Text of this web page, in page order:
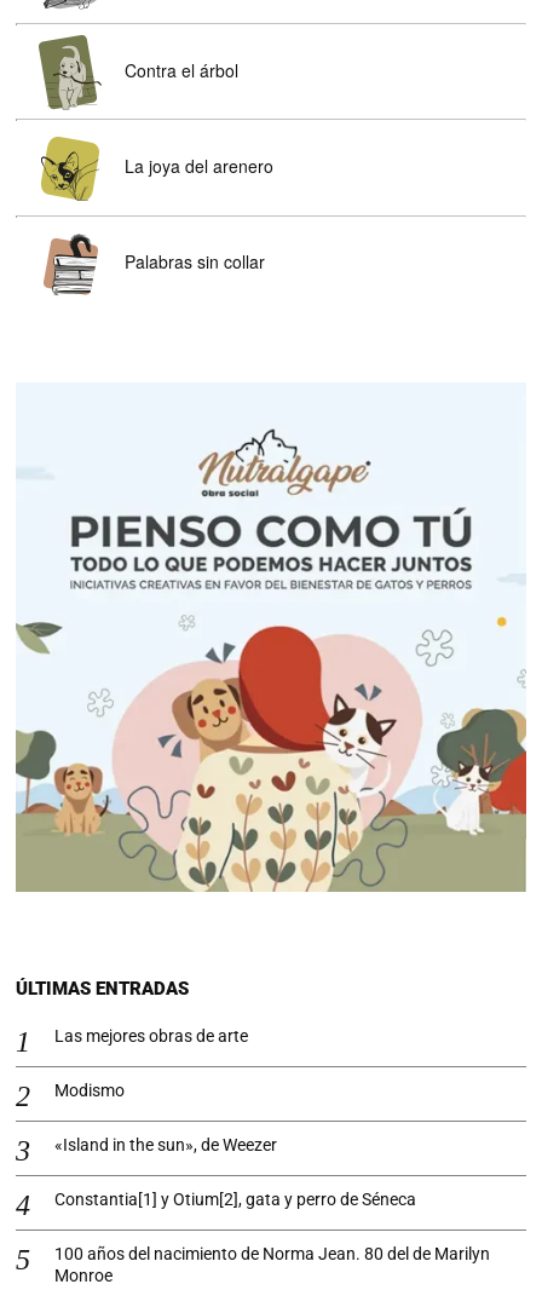
Contra el árbol
La joya del arenero
Palabras sin collar
ÚLTIMAS ENTRADAS
Las mejores obras de arte
Modismo
«Island in the sun», de Weezer
Constantia[1] y Otium[2], gata y perro de Séneca
100 años del nacimiento de Norma Jean. 80 del de Marilyn
Monroe